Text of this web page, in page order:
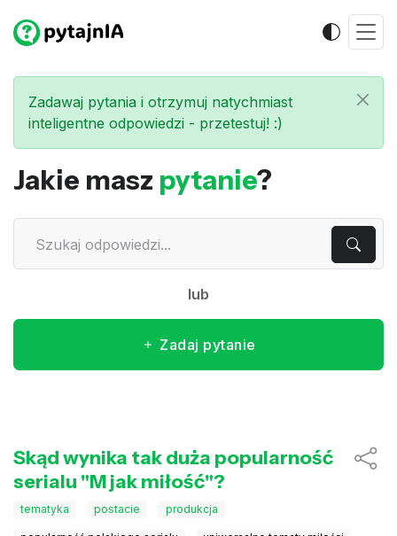
Zadawaj pytania i otrzymuj natychmiast
inteligentne odpowiedzi - przetestuj! :)
Jakie masz pytanie?
lub
Zadaj pytanie
Skąd wynika tak duża popularność
serialu "M jak miłość"?
tematyka postacie produkcja